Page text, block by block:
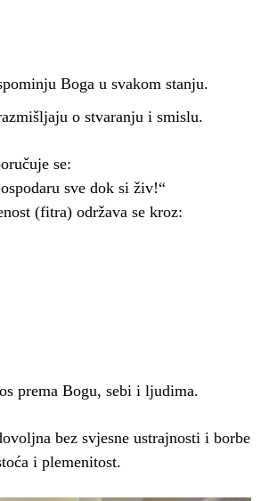
Boga u svakom stanju.
o stvaranju i smislu.
se:
sve dok si živ!“
(fitra) održava se kroz:
prema Bogu, sebi i ljudima.
bez svjesne ustrajnosti i borbe
i plemenitost.